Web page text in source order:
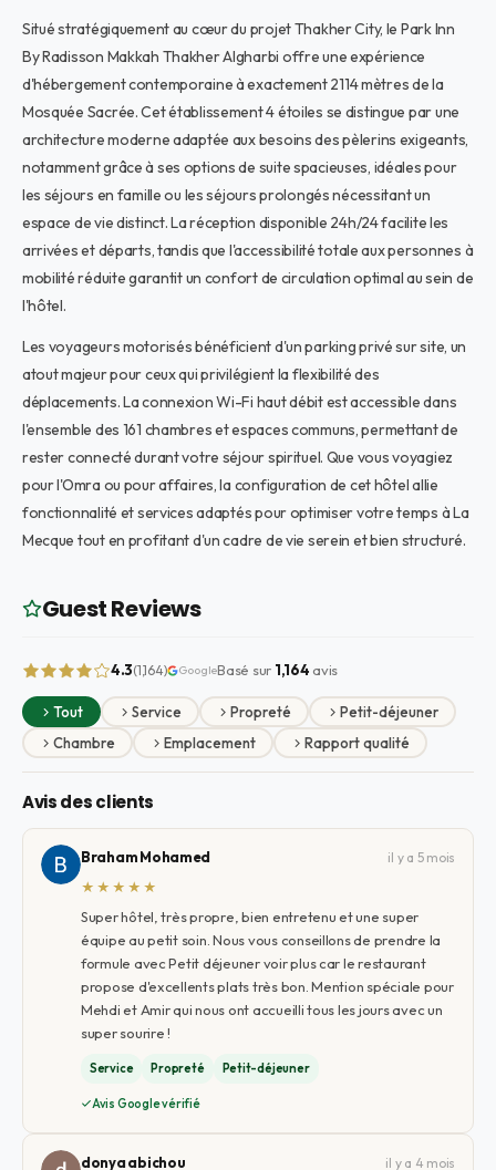
Situé stratégiquement au cœur du projet Thakher City, le Park Inn
By Radisson Makkah Thakher Algharbi offre une expérience
d'hébergement contemporaine à exactement 2114 mètres de la
Mosquée Sacrée. Cet établissement 4 étoiles se distingue par une
architecture moderne adaptée aux besoins des pèlerins exigeants,
notamment grâce à ses options de suite spacieuses, idéales pour
les séjours en famille ou les séjours prolongés nécessitant un
espace de vie distinct. La réception disponible 24h/24 facilite les
arrivées et départs, tandis que l'accessibilité totale aux personnes à
mobilité réduite garantit un confort de circulation optimal au sein de
l'hôtel.
Les voyageurs motorisés bénéficient d'un parking privé sur site, un
atout majeur pour ceux qui privilégient la flexibilité des
déplacements. La connexion Wi-Fi haut débit est accessible dans
l'ensemble des 161 chambres et espaces communs, permettant de
rester connecté durant votre séjour spirituel. Que vous voyagiez
pour l'Omra ou pour affaires, la configuration de cet hôtel allie
fonctionnalité et services adaptés pour optimiser votre temps à La
Mecque tout en profitant d'un cadre de vie serein et bien structuré.
Guest Reviews
4.3(1,164) GoogleBasé sur 1,164 avis
Tout Service Propreté
Petit-déjeuner
Chambre
Emplacement Rapport qualité
Avis des clients
Braham Mohamed
il y a 5 mois
★★★★★
Super hôtel, très propre, bien entretenu et une super
équipe au petit soin. Nous vous conseillons de prendre la
formule avec Petit déjeuner voir plus car le restaurant
propose d'excellents plats très bon. Mention spéciale pour
Mehdi et Amir qui nous ont accueilli tous les jours avec un
super sourire !
Service Propreté Petit-déjeuner
Avis Google vérifié
donya abichou il y a 4 mois